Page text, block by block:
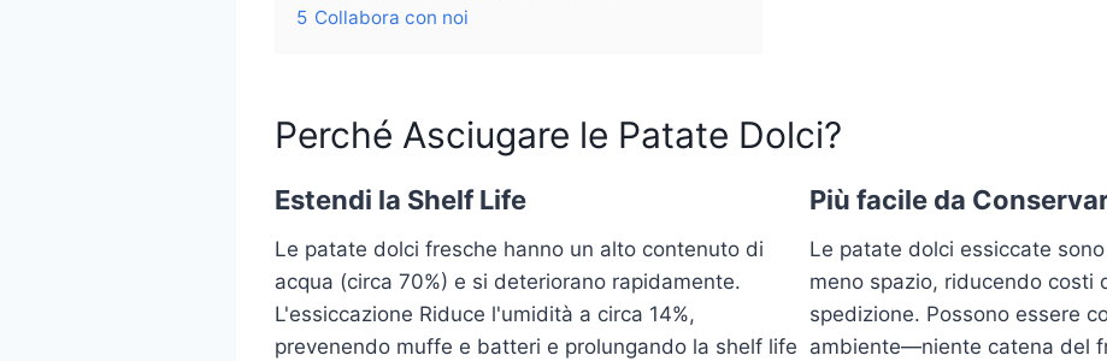
5 Collabora con noi
Perché Asciugare le Patate Dolci?
Estendi la Shelf Life
Le patate dolci fresche hanno un alto contenuto di
acqua (circa 70%) e si deteriorano rapidamente.
L'essiccazione Riduce l'umidità a circa 14%,
prevenendo muffe e batteri e prolungando la shelf life
Più facile da
Le patate dolci essiccate
meno spazio, riducendo costi
spedizione. Possono essere
ambiente—niente catena del